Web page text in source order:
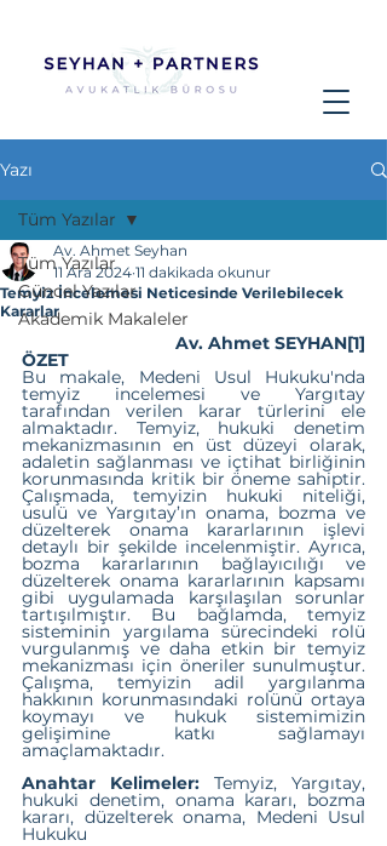
Yazı
Tüm Yazılar
Güncel Yazılar
Akademik Makaleler
Tüm Yazılar
Temyiz İncelemesi Neticesinde Verilebilecek
Kararlar
Av. Ahmet Seyhan
11 Ara 2024 11 dakikada okunur
Av. Ahmet SEYHAN[1]
ÖZET
Bu makale, Medeni Usul Hukuku'nda
temyiz incelemesi ve Yargıtay
tarafından verilen karar türlerini ele
almaktadır. Temyiz, hukuki denetim
mekanizmasının en üst düzeyi olarak,
adaletin sağlanması ve içtihat birliğinin
korunmasında kritik bir öneme sahiptir.
Çalışmada, temyizin hukuki niteliği,
usulü ve Yargıtay’ın onama, bozma ve
düzelterek onama kararlarının işlevi
detaylı bir şekilde incelenmiştir. Ayrıca,
bozma kararlarının bağlayıcılığı ve
düzelterek onama kararlarının kapsamı
gibi uygulamada karşılaşılan sorunlar
tartışılmıştır. Bu bağlamda, temyiz
sisteminin yargılama sürecindeki rolü
vurgulanmış ve daha etkin bir temyiz
mekanizması için öneriler sunulmuştur.
Çalışma, temyizin adil yargılanma
hakkının korunmasındaki rolünü ortaya
koymayı ve hukuk sistemimizin
gelişimine katkı sağlamayı
amaçlamaktadır.
Anahtar Kelimeler: Temyiz, Yargıtay,
hukuki denetim, onama kararı, bozma
kararı, düzelterek onama, Medeni Usul
Hukuku